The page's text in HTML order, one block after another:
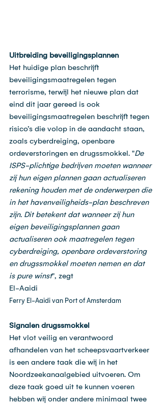
Uitbreiding beveiligingsplannen
Het huidige plan beschrijft
beveiligingsmaatregelen tegen
terrorisme, terwijl het nieuwe plan dat
eind dit jaar gereed is ook
beveiligingsmaatregelen beschrijft tegen
risico’s die volop in de aandacht staan,
zoals cyberdreiging, openbare
ordeverstoringen en drugssmokkel. "De
ISPS-plichtige bedrijven moeten wanneer
zij hun eigen plannen gaan actualiseren
rekening houden met de onderwerpen die
in het havenveiligheids-plan beschreven
zijn. Dit betekent dat wanneer zij hun
eigen beveiligingsplannen gaan
actualiseren ook maatregelen tegen
cyberdreiging, openbare ordeverstoring
en drugssmokkel moeten nemen en dat
is pure winst", zegt
El-Aaidi
Ferry El-Aaidi van Port of Amsterdam
Signalen drugssmokkel
Het vlot veilig en verantwoord
afhandelen van het scheepsvaartverkeer
is een andere taak die wij in het
Noordzeekanaalgebied uitvoeren. Om
deze taak goed uit te kunnen voeren
hebben wij onder andere minimaal twee